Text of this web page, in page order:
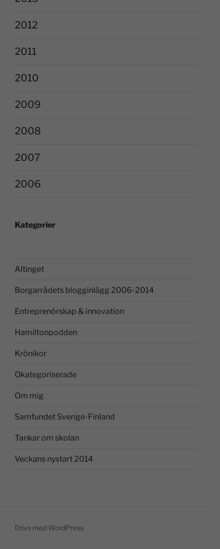
2012
2011
2010
2009
2008
2007
2006
Kategorier
Altinget
Borgarrådets blogginlägg 2006-2014
Entreprenörskap & innovation
Hamiltonpodden
Krönikor
Okategoriserade
Om mig
Samfundet Sverige-Finland
Tankar om skolan
Veckans nystart 2014
Drivs med WordPress